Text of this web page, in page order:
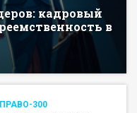
кадровый
в
300